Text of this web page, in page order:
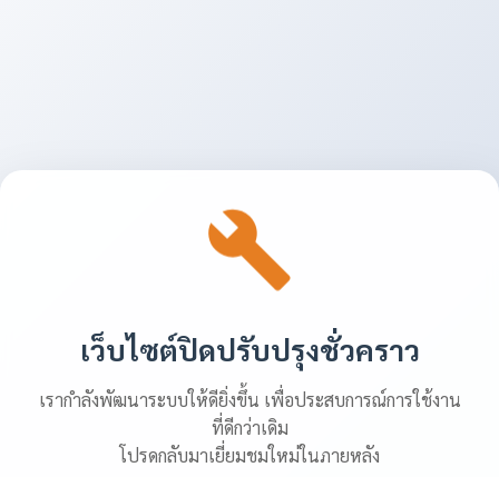
เว็บไซต์ปิดปรับปรุงชั่วคราว
เรากำลังพัฒนาระบบให้ดียิ่งขึ้น เพื่อประสบการณ์การใช้งาน
ที่ดีกว่าเดิม
โปรดกลับมาเยี่ยมชมใหม่ในภายหลัง